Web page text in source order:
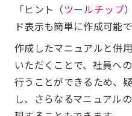
「ヒント（ツールチップ
ド表示も簡単に作成可能で
作成したマニュアルと併
いただくことで、社員へ
行うことができるため、
し、さらなるマニュアル